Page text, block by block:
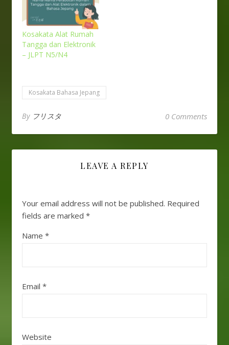
Kosakata Alat Rumah
Tangga dan Elektronik
– JLPT N5/N4
Kosakata Bahasa Jepang
By フリスタ 0 Comments
LEAVE A REPLY
Your email address will not be published. Required
fields are marked *
Name *
Email *
Website